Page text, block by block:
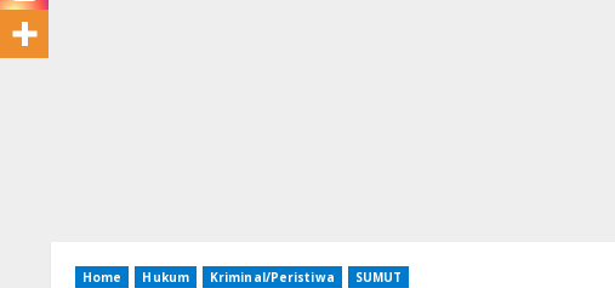
Home Hukum Kriminal/Peristiwa SUMUT